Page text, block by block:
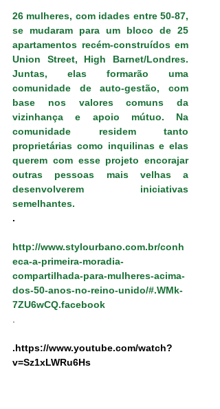
26 mulheres, com idades entre 50-87,
se mudaram para um bloco de 25
apartamentos recém-construídos em
Union Street, High Barnet/Londres.
Juntas, elas formarão uma
comunidade de auto-gestão, com
base nos valores comuns da
vizinhança e apoio mútuo. Na
comunidade residem tanto
proprietárias como inquilinas e elas
querem com esse projeto encorajar
outras pessoas mais velhas a
desenvolverem iniciativas
semelhantes.
.
http://www.stylourbano.com.br/conh
eca-a-primeira-moradia-
compartilhada-para-mulheres-acima-
dos-50-anos-no-reino-unido/#.WMk-
7ZU6wCQ.facebook
.https://www.youtube.com/watch?
v=Sz1xLWRu6Hs